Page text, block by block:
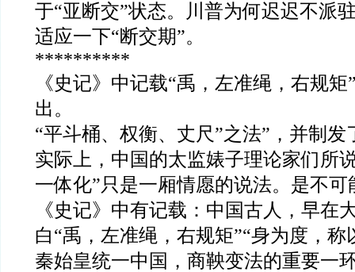
于“亚断交”状态。川普为何迟迟不派
适应一下“断交期”。
**********
《史记》中记载“禹，左准绳，右规矩
出。
“平斗桶、权衡、丈尺”之法” ，并制
实际上，中国的太监婊子理论家们所
一体化”只是一厢情愿的说法。是不可
《史记》中有记载：中国古人，早在
白“禹，左准绳，右规矩”“身为度，称
秦始皇统一中国，商鞅变法的重要一